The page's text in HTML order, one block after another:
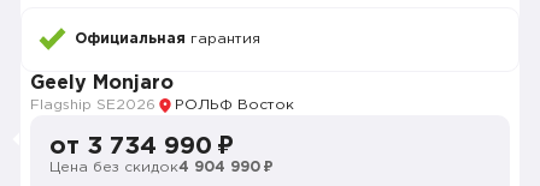
Официальная гарантия
Geely Monjaro
Flagship SE2026 РОЛЬФ Восток
от 3 734 990 ₽
Цена без скидок4 904 990 ₽